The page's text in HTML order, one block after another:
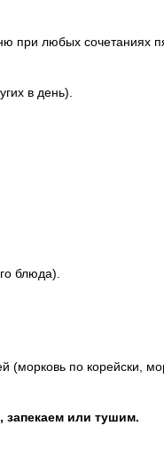
при любых сочетаниях
в день).
блюда).
по корейски,
запекаем или тушим.